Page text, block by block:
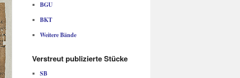
BGU
BKT
Weitere Bände
Verstreut publizierte Stücke
SB